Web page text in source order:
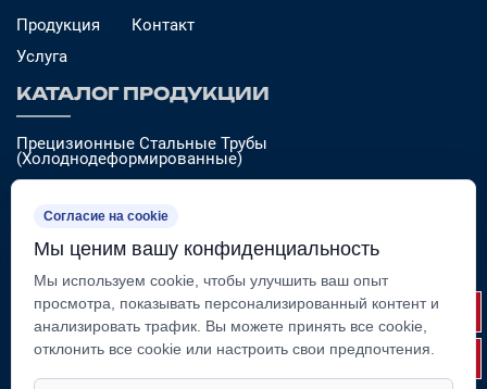
Продукция
Услуга
Контакт
КАТАЛОГ ПРОДУКЦИИ
Прецизионные Стальные Трубы
(Холоднодеформированные)
Изготовление Стальных Компонентов И Сборочных
Согласие на cookie
Мы ценим вашу конфиденциальность
Мы используем cookie, чтобы улучшить ваш опыт
просмотра, показывать персонализированный контент и
анализировать трафик. Вы можете принять все cookie,
отклонить все cookie или настроить свои предпочтения.